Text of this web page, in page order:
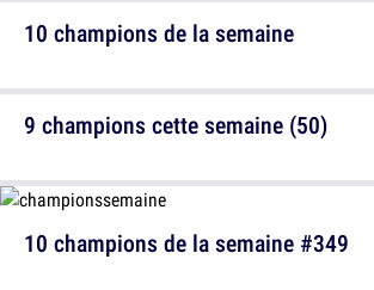
9 champions cette semaine (50)
10 champions de la semaine
10 champions de la semaine #349